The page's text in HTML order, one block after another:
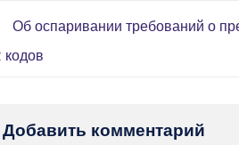
Об оспаривании требований о
кодов
Добавить комментарий